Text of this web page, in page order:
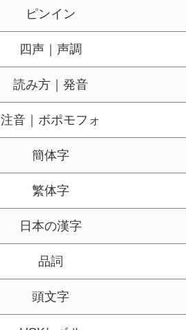
ピンイン
四声｜声調
読み方｜発音
注音｜ボポモフォ
簡体字
繁体字
日本の漢字
品詞
頭文字